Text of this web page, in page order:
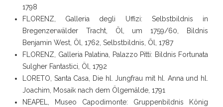
1798
FLORENZ, Galleria degli Uffizi: Selbstbildnis in
Bregenzerwälder Tracht, Öl, um 1759/60, Bildnis
Benjamin West, Öl, 1762, Selbstbildnis, Öl, 1787
FLORENZ, Galleria Palatina, Palazzo Pitti: Bildnis Fortunata
Sulgher Fantastici, Öl, 1792
LORETO, Santa Casa, Die hl. Jungfrau mit hl. Anna und hl.
Joachim, Mosaik nach dem Ölgemälde, 1791
NEAPEL, Museo Capodimonte: Gruppenbildnis König